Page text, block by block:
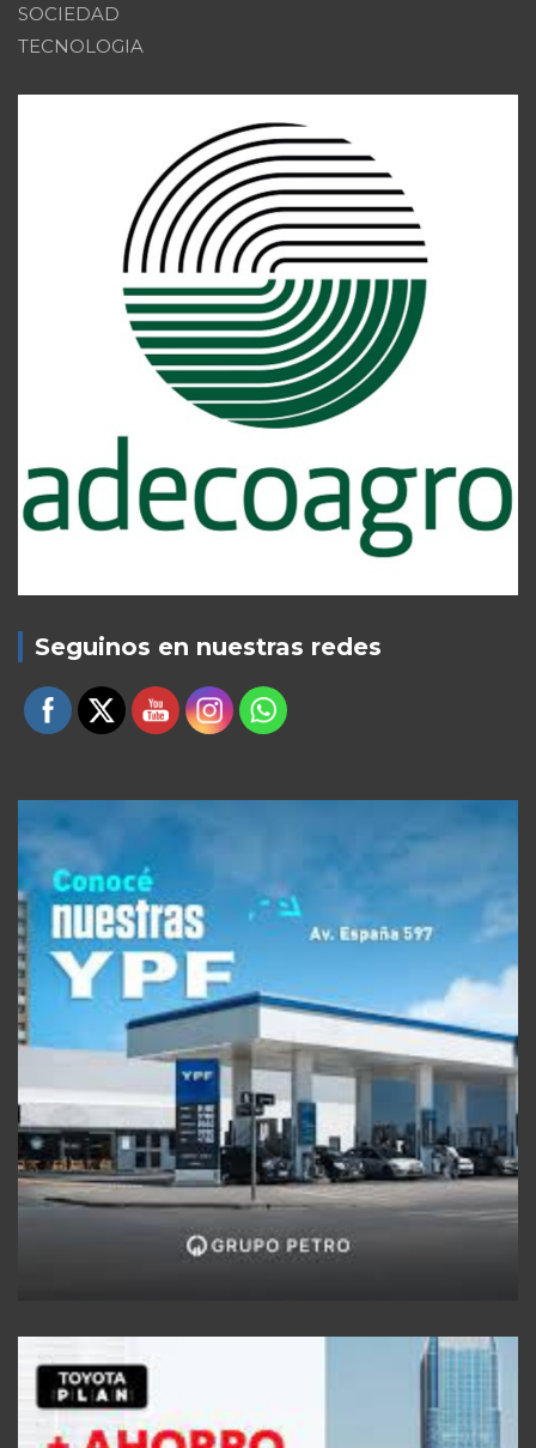
SOCIEDAD
TECNOLOGIA
Seguinos en nuestras redes